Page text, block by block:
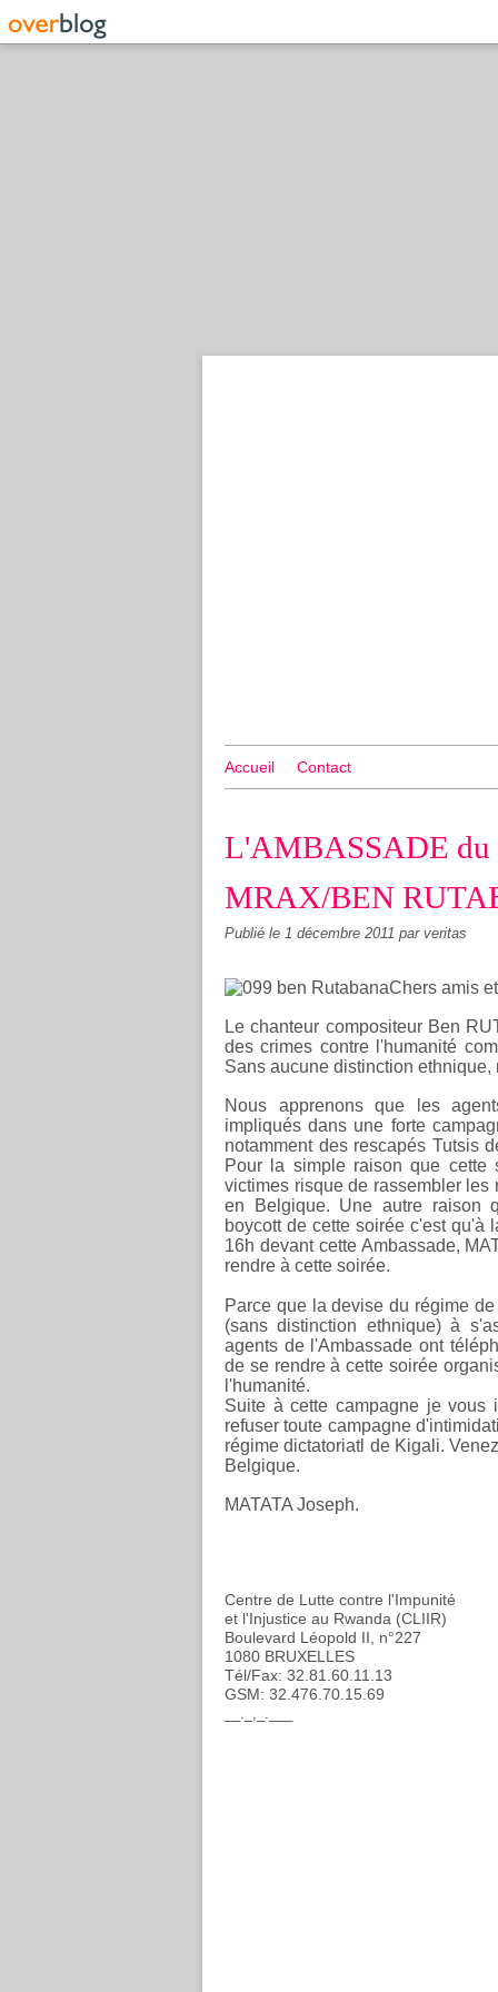
Accueil Contact
L'AMBASSADE du
MRAX/BEN
Publié le 1 décembre 2011 par veritas
Chers amis
Le chanteur compositeur Ben
des crimes contre l'humanité
Sans aucune distinction
Nous apprenons que les
impliqués dans une forte
notamment des rescapés Tutsis
Pour la simple raison que cette
victimes risque de rassembler les
en Belgique. Une autre raison
boycott de cette soirée c'est qu'à
16h devant cette Ambassade,
rendre à cette soirée.
Parce que la devise du régime
(sans distinction ethnique) à
agents de l'Ambassade ont
de se rendre à cette soirée
l'humanité.
Suite à cette campagne je
refuser toute campagne
régime dictatoriatl de Kigali.
Belgique.
MATATA Joseph.
Centre de Lutte contre l'Impunité
et l'Injustice au Rwanda (CLIIR)
Boulevard Léopold II, n°227
1080 BRUXELLES
Tél/Fax: 32.81.60.11.13
GSM: 32.476.70.15.69
__._,_.___